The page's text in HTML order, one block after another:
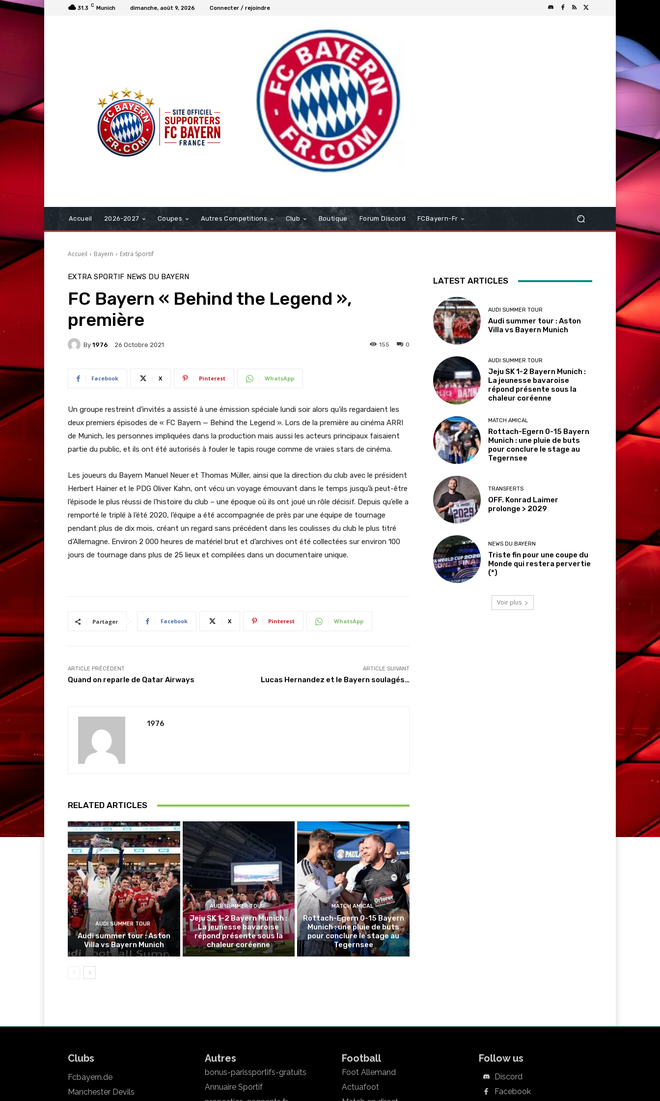
31.3 C Munich dimanche, août 9, 2026 Connecter / rejoindre
Accueil 2026-2027 Coupes Autres Competitions Club Boutique Forum Discord FCBayern-Fr
Accueil Bayern Extra Sportif
EXTRA SPORTIF NEWS DU BAYERN
FC Bayern « Behind the Legend »,
première
By 1976 26 Octobre 2021 0
155
Facebook X Pinterest WhatsApp
Un groupe restreint d’invités a assisté à une émission spéciale lundi soir alors qu’ils regardaient les
deux premiers épisodes de « FC Bayern — Behind the Legend ». Lors de la première au cinéma ARRI
de Munich, les personnes impliquées dans la production mais aussi les acteurs principaux faisaient
partie du public, et ils ont été autorisés à fouler le tapis rouge comme de vraies stars de cinéma.
Les joueurs du Bayern Manuel Neuer et Thomas Müller, ainsi que la direction du club avec le président
Herbert Hainer et le PDG Oliver Kahn, ont vécu un voyage émouvant dans le temps jusqu’à peut-être
l’épisode le plus réussi de l’histoire du club – une époque où ils ont joué un rôle décisif. Depuis qu’elle a
remporté le triplé à l’été 2020, l’équipe a été accompagnée de près par une équipe de tournage
pendant plus de dix mois, créant un regard sans précédent dans les coulisses du club le plus titré
d’Allemagne. Environ 2 000 heures de matériel brut et d’archives ont été collectées sur environ 100
jours de tournage dans plus de 25 lieux et compilées dans un documentaire unique.
Partager Facebook X Pinterest WhatsApp
ARTICLE PRÉCÉDENT
Quand on reparle de Qatar Airways
ARTICLE SUIVANT
Lucas Hernandez et le Bayern soulagés…
1976
RELATED ARTICLES
AUDI SUMMER TOUR
Audi summer tour : Aston
Villa vs Bayern Munich
AUDI SUMMER TOUR
Jeju SK 1-2 Bayern Munich :
La jeunesse bavaroise
répond présente sous la
chaleur coréenne
MATCH AMICAL
Rottach-Egern 0-15 Bayern
Munich : une pluie de buts
pour conclure le stage au
Tegernsee
LATEST ARTICLES
AUDI SUMMER TOUR
Audi summer tour : Aston
Villa vs Bayern Munich
AUDI SUMMER TOUR
Jeju SK 1-2 Bayern Munich :
La jeunesse bavaroise
répond présente sous la
chaleur coréenne
MATCH AMICAL
Rottach-Egern 0-15 Bayern
Munich : une pluie de buts
pour conclure le stage au
Tegernsee
TRANSFERTS
OFF. Konrad Laimer
prolonge > 2029
NEWS DU BAYERN
Triste fin pour une coupe du
Monde qui restera pervertie
(*)
Voir plus
Clubs
Fcbayern.de
Manchester Devils
Autres
bonus-parissportifs-gratuits
Annuaire Sportif
Football
Foot Allemand
Actuafoot
Follow us
Discord
Facebook